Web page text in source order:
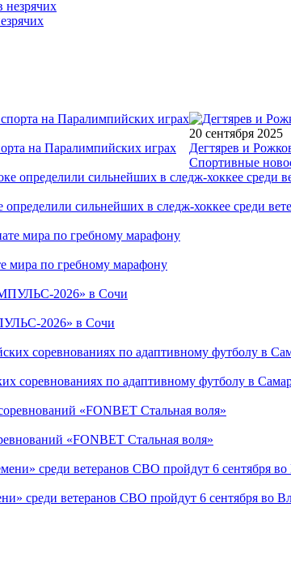
на Паралимпийских играх
20 сентября 2025
Дегтярев и
Спортивные
сильнейших в следж-хоккее среди
мира по гребному марафону
2026» в Сочи
соревнованиях по адаптивному футболу в
«FONBET Стальная воля»
среди ветеранов СВО пройдут 6 сентября во